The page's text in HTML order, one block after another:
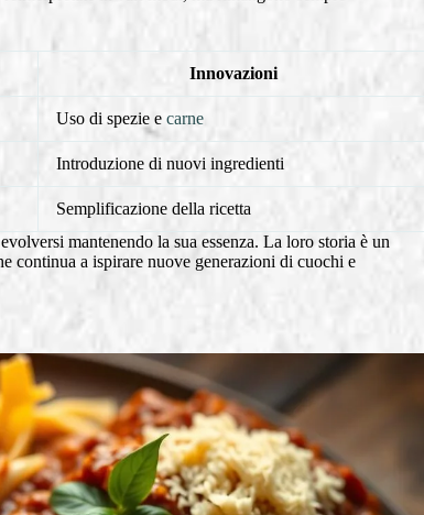
Innovazioni
Uso di spezie e carne
Introduzione di nuovi ingredienti
Semplificazione della ricetta
mantenendo la sua essenza. La loro storia è un
continua a ispirare nuove generazioni di cuochi e